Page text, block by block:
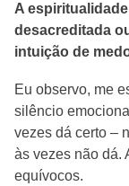
A
desacreditada
intuição de
Eu observo, me
silêncio
vezes dá certo –
às vezes não dá.
equívocos.